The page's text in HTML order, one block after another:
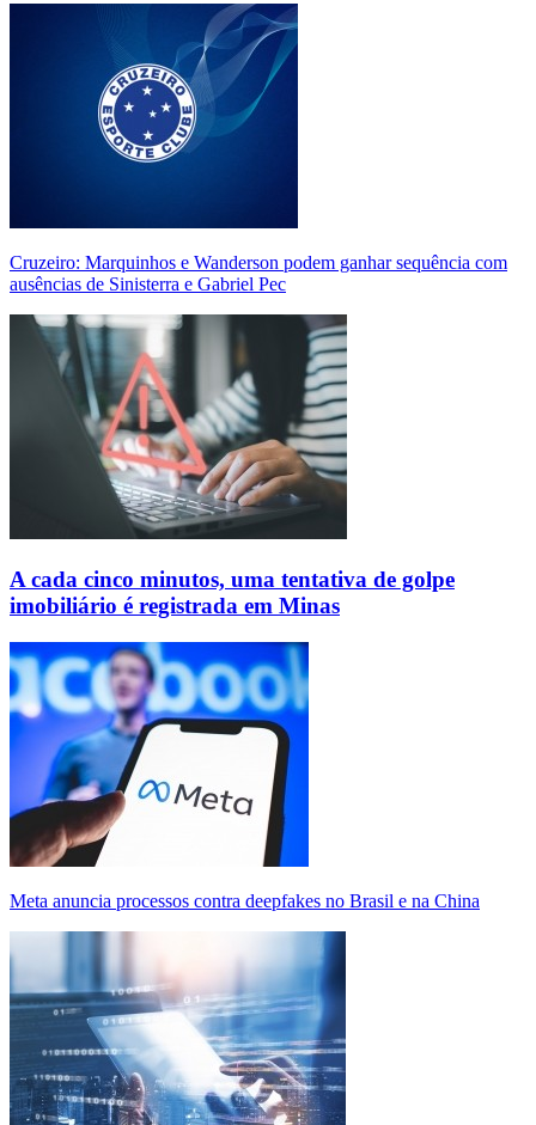
Cruzeiro: Marquinhos e Wanderson podem ganhar sequência com
ausências de Sinisterra e Gabriel Pec
A cada cinco minutos, uma tentativa de golpe
imobiliário é registrada em Minas
Meta anuncia processos contra deepfakes no Brasil e na China